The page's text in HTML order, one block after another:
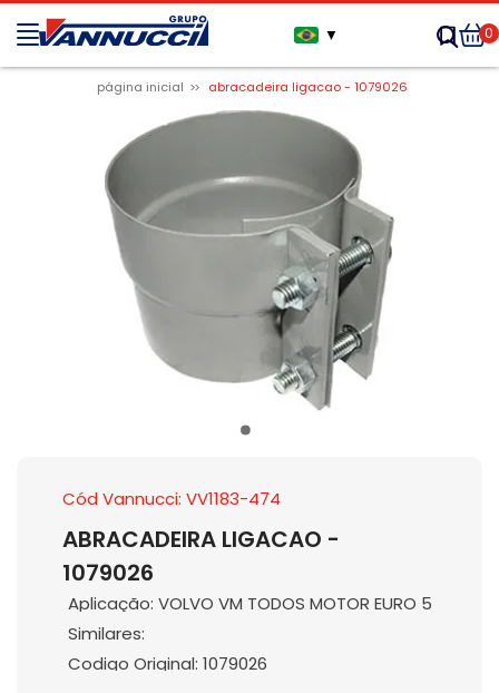
▼ 0
página inicial abracadeira ligacao - 1079026
Cód Vannucci: VV1183-474
ABRACADEIRA LIGACAO -
1079026
Aplicação: VOLVO VM TODOS MOTOR EURO 5
Similares:
Codigo Original: 1079026